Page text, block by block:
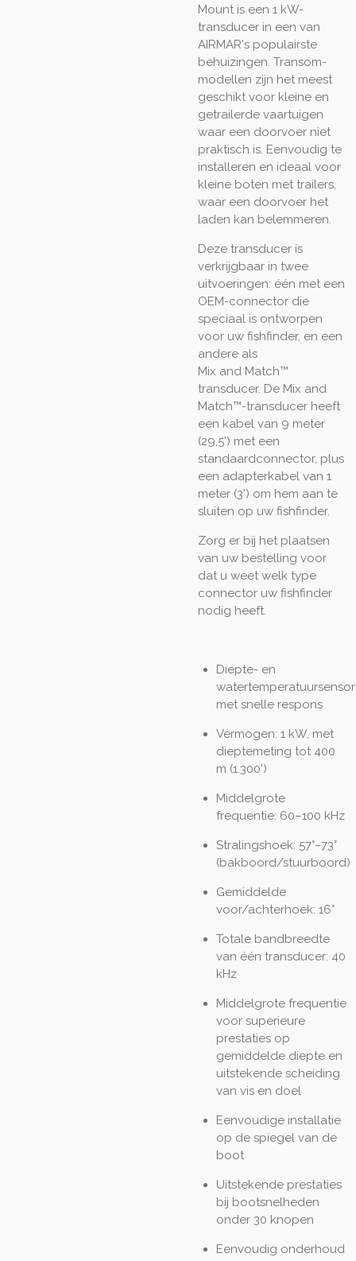
Mount is een 1 kW-
transducer in een van
AIRMAR's populairste
behuizingen. Transom-
modellen zijn het meest
geschikt voor kleine en
getrailerde vaartuigen
waar een doorvoer niet
praktisch is. Eenvoudig te
installeren en ideaal voor
kleine boten met trailers,
waar een doorvoer het
laden kan belemmeren.
Deze transducer is
verkrijgbaar in twee
uitvoeringen: één met een
OEM-connector die
speciaal is ontworpen
voor uw fishfinder, en een
andere als
Mix and Match™
transducer. De Mix and
Match™-transducer heeft
een kabel van 9 meter
(29,5') met een
standaardconnector, plus
een adapterkabel van 1
meter (3') om hem aan te
sluiten op uw fishfinder.
Zorg er bij het plaatsen
van uw bestelling voor
dat u weet welk type
connector uw fishfinder
nodig heeft.
Diepte- en
watertemperatuursensor
met snelle respons
Vermogen: 1 kW, met
dieptemeting tot 400
m (1.300')
Middelgrote
frequentie: 60–100 kHz
Stralingshoek: 57°–73°
(bakboord/stuurboord)
Gemiddelde
voor/achterhoek: 16°
Totale bandbreedte
van één transducer: 40
kHz
Middelgrote frequentie
voor superieure
prestaties op
gemiddelde diepte en
uitstekende scheiding
van vis en doel
Eenvoudige installatie
op de spiegel van de
boot
Uitstekende prestaties
bij bootsnelheden
onder 30 knopen
Eenvoudig onderhoud